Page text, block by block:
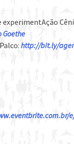
experimentAção
Goethe
http://bit.ly/